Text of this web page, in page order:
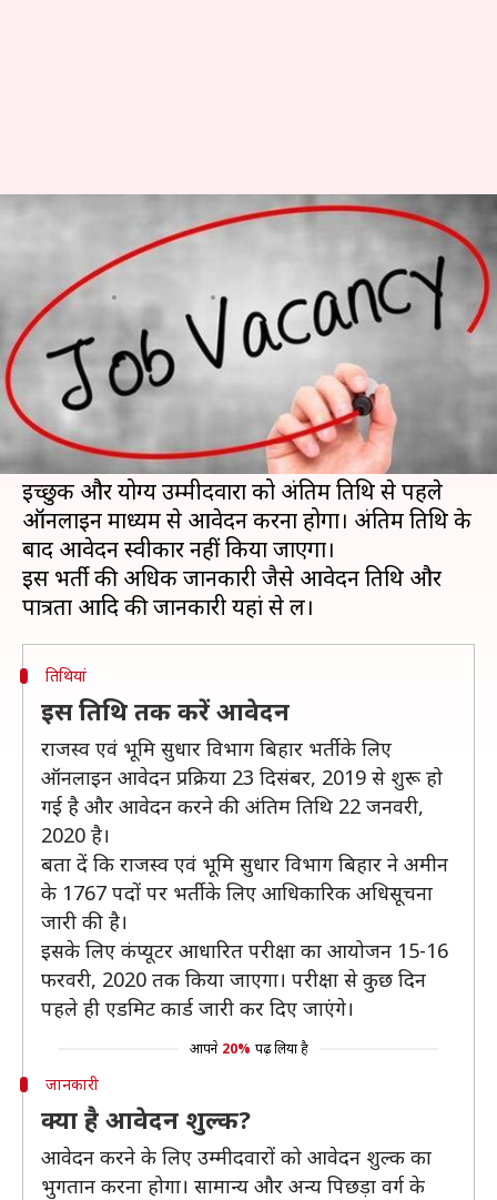
इस राज्य में 12वीं पास वालों के लिए
निकली बंपर भर्ती, जल्द करें आवेदन
लेखन मोना दीक्षित 05:01 pm
क्या है खबर?
बिहार में नौकरी की तलाश करने वालों का इंतजार अब
खत्म हो गया है। राजस्व एवं भूमि सुधार विभाग बिहार ने
अमीन के पदों पर भर्ती के लिए आवेदन आमंत्रित किए हैं।
इच्छुक और योग्य उम्मीदवारों को अंतिम तिथि से पहले
ऑनलाइन माध्यम से आवेदन करना होगा। अंतिम तिथि के
बाद आवेदन स्वीकार नहीं किया जाएगा।
इस भर्ती की अधिक जानकारी जैसे आवेदन तिथि और
तिथियां
इस तिथि तक करें आवेदन
राजस्व एवं भूमि सुधार विभाग बिहार भर्ती के लिए
ऑनलाइन आवेदन प्रक्रिया 23 दिसंबर, 2019 से शुरू हो
गई है और आवेदन करने की अंतिम तिथि 22 जनवरी,
2020 है।
बता दें कि राजस्व एवं भूमि सुधार विभाग बिहार ने अमीन
के 1767 पदों पर भर्ती के लिए आधिकारिक अधिसूचना
जारी की है।
इसके लिए कंप्यूटर आधारित परीक्षा का आयोजन 15-16
फरवरी, 2020 तक किया जाएगा। परीक्षा से कुछ दिन
पहले ही एडमिट कार्ड जारी कर दिए जाएंगे।
आपने 20% पढ़ लिया है
जानकारी
क्या है आवेदन शुल्क?
आवेदन करने के लिए उम्मीदवारों को आवेदन शुल्क का
भुगतान करना होगा। सामान्य और अन्य पिछड़ा वर्ग के